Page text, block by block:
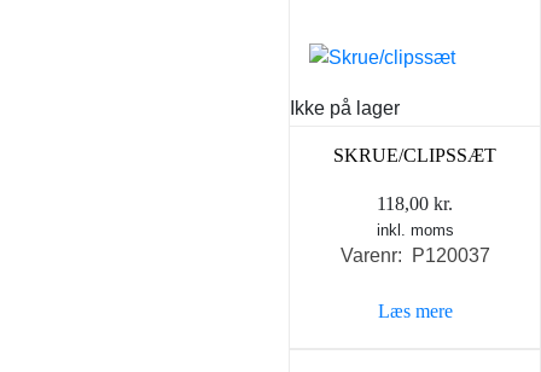
Ikke på lager
SKRUE/CLIPSSÆT
118,00 kr.
inkl. moms
Varenr: P120037
Læs mere